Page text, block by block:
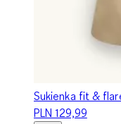
Sukienka fit &
PLN 129,99